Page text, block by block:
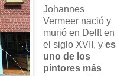
Johannes
Vermeer nació y
murió en Delft en
el siglo XVII, y es
uno de los
pintores más